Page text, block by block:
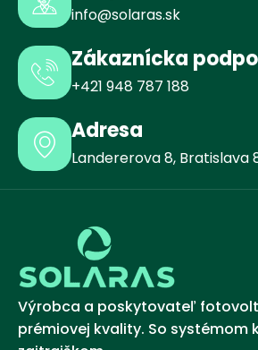
info@solaras.sk
Zákaznícka
+421 948 787 188
Adresa
Landererova 8, Bratislava
Výrobca a poskytovateľ
prémiovej kvality. So systémom